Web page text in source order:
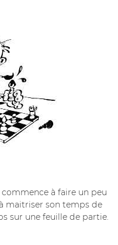
commence à faire un peu
maitriser son temps de
sur une feuille de partie.